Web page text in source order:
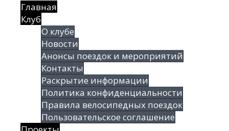
Главная
Клуб
О клубе
Новости
Анонсы поездок и мероприятий
Контакты
Раскрытие информации
Политика конфиденциальности
Правила велосипедных поездок
Пользовательское соглашение